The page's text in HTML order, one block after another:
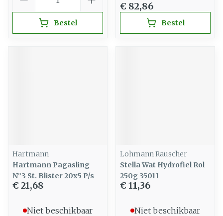
Bestel
€ 82,86
Bestel
Hartmann
Hartmann Pagasling
N°3 St. Blister 20x5 P/s
€ 21,68
Niet beschikbaar
Lohmann Rauscher
Stella Wat Hydrofiel Rol
250g 35011
€ 11,36
Niet beschikbaar